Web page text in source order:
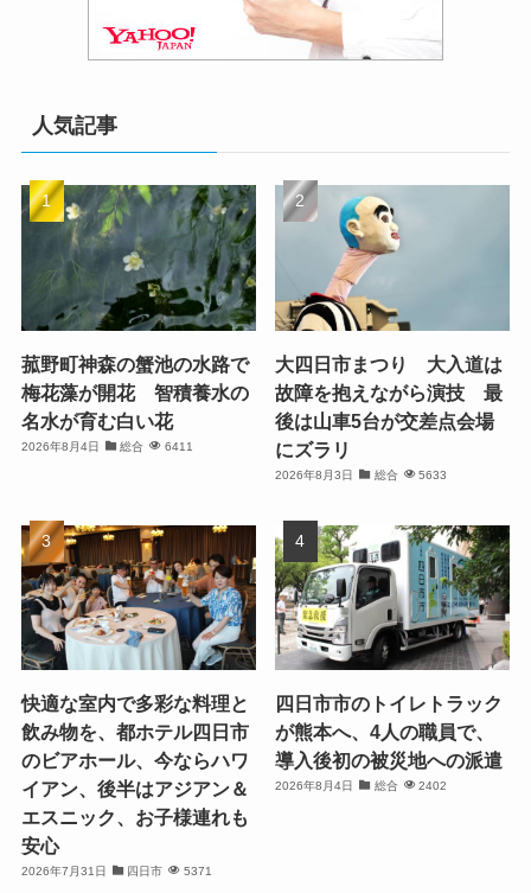
人気記事
菰野町神森の蟹池の水路で
梅花藻が開花 智積養水の
名水が育む白い花
2026年8月4日 総合 6411
大四日市まつり 大入道は
故障を抱えながら演技 最
後は山車5台が交差点会場
にズラリ
2026年8月3日 総合 5633
快適な室内で多彩な料理と
飲み物を、都ホテル四日市
のビアホール、今ならハワ
イアン、後半はアジアン＆
エスニック、お子様連れも
安心
2026年7月31日 四日市 5371
四日市市のトイレトラック
が熊本へ、4人の職員で、
導入後初の被災地への派遣
2026年8月4日 総合 2402